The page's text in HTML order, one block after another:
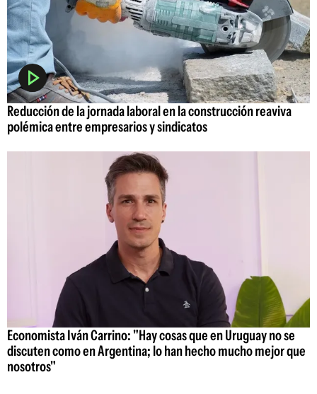
Reducción de la jornada laboral en la construcción reaviva
polémica entre empresarios y sindicatos
Economista Iván Carrino: "Hay cosas que en Uruguay no se
discuten como en Argentina; lo han hecho mucho mejor que
nosotros"